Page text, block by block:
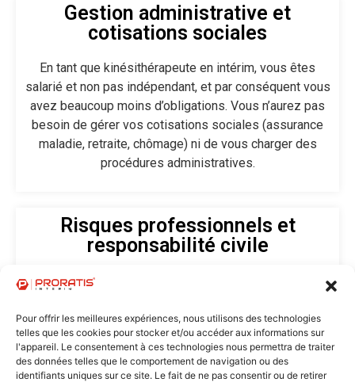
Pour offrir les meilleures expériences, nous utilisons des technologies
telles que les cookies pour stocker et/ou accéder aux informations sur
l'appareil. Le consentement à ces technologies nous permettra de traiter
des données telles que le comportement de navigation ou des
identifiants uniques sur ce site. Le fait de ne pas consentir ou de retirer
Gestion administrative et
cotisations sociales
En tant que kinésithérapeute en intérim, vous êtes
salarié et non pas indépendant, et par conséquent vous
avez beaucoup moins d’obligations. Vous n’aurez pas
besoin de gérer vos cotisations sociales (assurance
maladie, retraite, chômage) ni de vous charger des
procédures administratives.
Risques professionnels et
responsabilité civile
En tant que kinésithérapeute en intérim, vous êtes
n’avez pas besoin de souscrire à une assurance
responsabilité civile professionnelle.